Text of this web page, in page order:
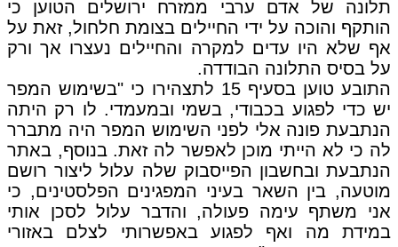
תלונה של אדם ערבי ממזרח ירושלים הטוען כי
הותקף והוכה על ידי החיילים בצומת חלחול, זאת על
אף שלא היו עדים למקרה והחיילים נעצרו אך ורק
על בסיס התלונה הבודדה.
התובע טוען בסעיף 15 לתצהירו כי "בשימוש המפר
יש כדי לפגוע בכבודי, בשמי ובמעמדי. לו רק היתה
הנתבעת פונה אלי לפני השימוש המפר היה מתברר
לה כי לא הייתי מוכן לאפשר לה זאת. בנוסף, באתר
הנתבעת ובחשבון הפייסבוק שלה עלול ליצור רושם
מוטעה, בין השאר בעיני המפגינים הפלסטינים, כי
אני משתף עימה פעולה, והדבר עלול לסכן אותי
במידת מה ואף לפגוע באפשרותי לצלם באזורי